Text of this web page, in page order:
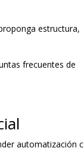
estructura,
frecuentes de
automatización